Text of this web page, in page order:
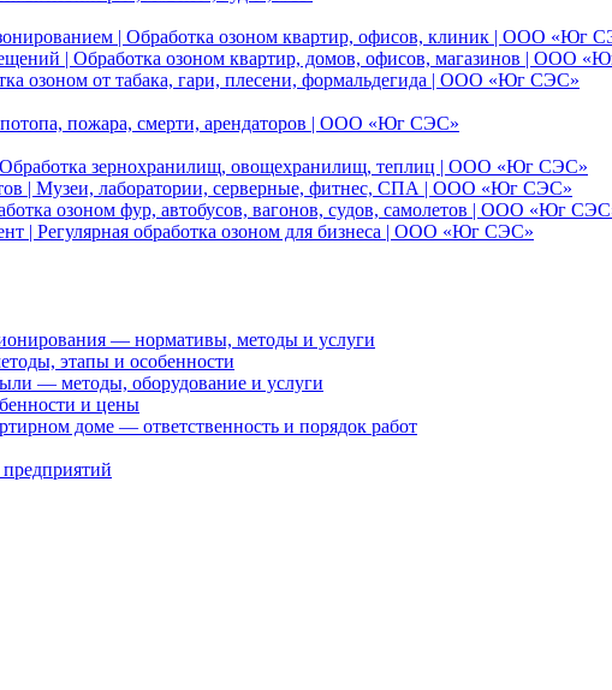
| Обработка озоном квартир, офисов, клиник | ООО «Юг
| Обработка озоном квартир, домов, офисов, магазинов | ООО
озоном от табака, гари, плесени, формальдегида | ООО «Юг СЭС»
пожара, смерти, арендаторов | ООО «Юг СЭС»
| Обработка зернохранилищ, овощехранилищ, теплиц | ООО «Юг СЭС»
| Музеи, лаборатории, серверные, фитнес, СПА | ООО «Юг СЭС»
озоном фур, автобусов, вагонов, судов, самолетов | ООО «Юг
| Регулярная обработка озоном для бизнеса | ООО «Юг СЭС»
— нормативы, методы и услуги
этапы и особенности
— методы, оборудование и услуги
и цены
доме — ответственность и порядок работ